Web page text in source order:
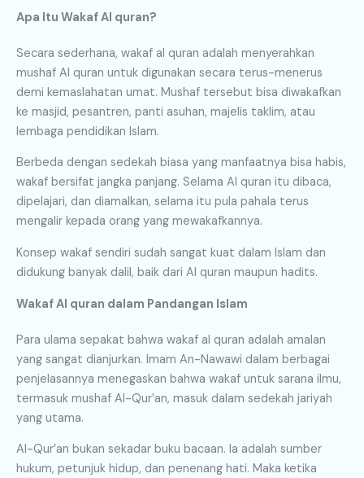
Apa Itu Wakaf Al quran?
Secara sederhana, wakaf al quran adalah menyerahkan
mushaf Al quran untuk digunakan secara terus-menerus
demi kemaslahatan umat. Mushaf tersebut bisa diwakafkan
ke masjid, pesantren, panti asuhan, majelis taklim, atau
lembaga pendidikan Islam.
Berbeda dengan sedekah biasa yang manfaatnya bisa habis,
wakaf bersifat jangka panjang. Selama Al quran itu dibaca,
dipelajari, dan diamalkan, selama itu pula pahala terus
mengalir kepada orang yang mewakafkannya.
Konsep wakaf sendiri sudah sangat kuat dalam Islam dan
didukung banyak dalil, baik dari Al quran maupun hadits.
Wakaf Al quran dalam Pandangan Islam
Para ulama sepakat bahwa wakaf al quran adalah amalan
yang sangat dianjurkan. Imam An-Nawawi dalam berbagai
penjelasannya menegaskan bahwa wakaf untuk sarana ilmu,
termasuk mushaf Al-Qur’an, masuk dalam sedekah jariyah
yang utama.
Al-Qur’an bukan sekadar buku bacaan. Ia adalah sumber
hukum, petunjuk hidup, dan penenang hati. Maka ketika